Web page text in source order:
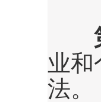
业和
法。